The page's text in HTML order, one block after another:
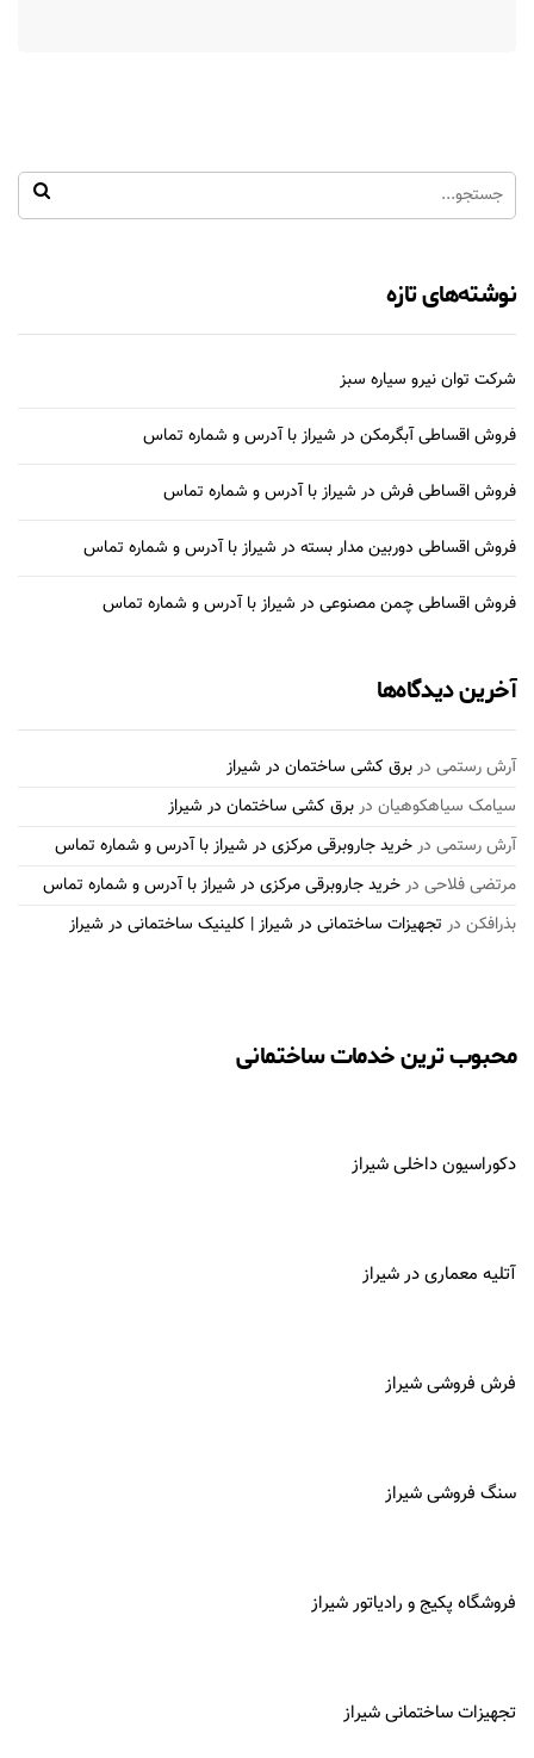
نوشته‌های تازه
شرکت توان نیرو سیاره سبز
فروش اقساطی آبگرمکن در شیراز با آدرس و شماره تماس
فروش اقساطی فرش در شیراز با آدرس و شماره تماس
فروش اقساطی دوربین مدار بسته در شیراز با آدرس و شماره تماس
فروش اقساطی چمن مصنوعی در شیراز با آدرس و شماره تماس
آخرین دیدگاه‌ها
آرش رستمی دربرق کشی ساختمان در شیراز
سیامک سیاهکوهیان دربرق کشی ساختمان در شیراز
آرش رستمی درخرید جاروبرقی مرکزی در شیراز با آدرس و شماره تماس
مرتضی فلاحی درخرید جاروبرقی مرکزی در شیراز با آدرس و شماره تماس
بذرافكن در تجهیزات ساختمانی در شیراز | کلینیک ساختمانی در شیراز
محبوب ترین خدمات ساختمانی
دکوراسیون داخلی شیراز
آتلیه معماری درشیراز
فرش فروشی شیراز
سنگ فروشی شیراز
فروشگاه پکیج و رادیاتور شیراز
تجهیزات ساختمانی شیراز